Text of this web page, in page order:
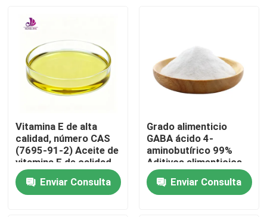
Vitamina E de alta
calidad, número CAS
(7695-91-2) Aceite de
vitamina E de calidad
alimentaria
Enviar Consulta
Grado alimenticio
GABA ácido 4-
aminobutírico 99%
Aditivos alimenticios
Enviar Consulta